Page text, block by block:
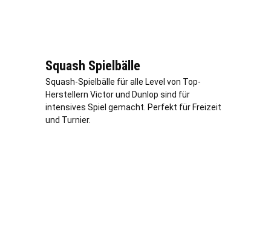
Squash Spielbälle
Squash-Spielbälle für alle Level von Top-
Herstellern Victor und Dunlop sind für
intensives Spiel gemacht. Perfekt für Freizeit
und Turnier.